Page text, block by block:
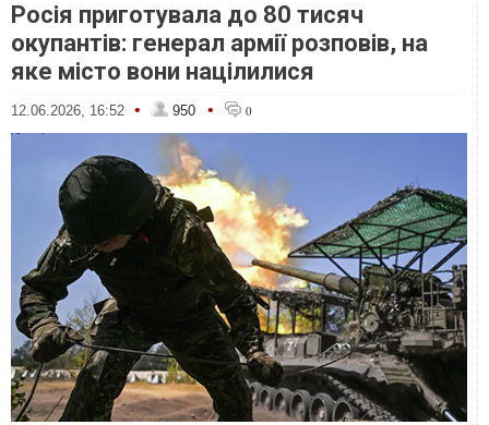
Росія приготувала до 80 тисяч
окупантів: генерал армії розповів, на
яке місто вони націлилися
12.06.2026, 16:52 • 950 • 0